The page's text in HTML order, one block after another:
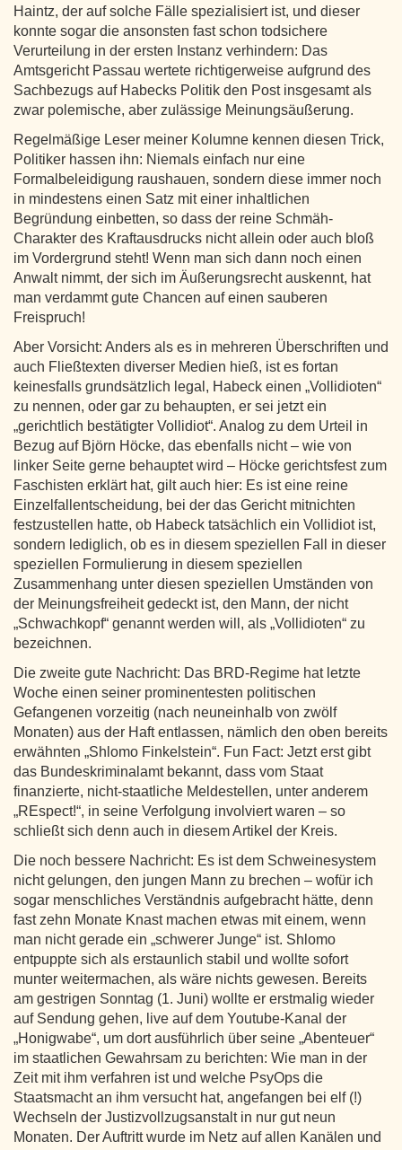
Haintz, der auf solche Fälle spezialisiert ist, und dieser
konnte sogar die ansonsten fast schon todsichere
Verurteilung in der ersten Instanz verhindern: Das
Amtsgericht Passau wertete richtigerweise aufgrund des
Sachbezugs auf Habecks Politik den Post insgesamt als
zwar polemische, aber zulässige Meinungsäußerung.
Regelmäßige Leser meiner Kolumne kennen diesen Trick,
Politiker hassen ihn: Niemals einfach nur eine
Formalbeleidigung raushauen, sondern diese immer noch
in mindestens einen Satz mit einer inhaltlichen
Begründung einbetten, so dass der reine Schmäh-
Charakter des Kraftausdrucks nicht allein oder auch bloß
im Vordergrund steht! Wenn man sich dann noch einen
Anwalt nimmt, der sich im Äußerungsrecht auskennt, hat
man verdammt gute Chancen auf einen sauberen
Freispruch!
Aber Vorsicht: Anders als es in mehreren Überschriften und
auch Fließtexten diverser Medien hieß, ist es fortan
keinesfalls grundsätzlich legal, Habeck einen „Vollidioten“
zu nennen, oder gar zu behaupten, er sei jetzt ein
„gerichtlich bestätigter Vollidiot“. Analog zu dem Urteil in
Bezug auf Björn Höcke, das ebenfalls nicht – wie von
linker Seite gerne behauptet wird – Höcke gerichtsfest zum
Faschisten erklärt hat, gilt auch hier: Es ist eine reine
Einzelfallentscheidung, bei der das Gericht mitnichten
festzustellen hatte, ob Habeck tatsächlich ein Vollidiot ist,
sondern lediglich, ob es in diesem speziellen Fall in dieser
speziellen Formulierung in diesem speziellen
Zusammenhang unter diesen speziellen Umständen von
der Meinungsfreiheit gedeckt ist, den Mann, der nicht
„Schwachkopf“ genannt werden will, als „Vollidioten“ zu
bezeichnen.
Die zweite gute Nachricht: Das BRD-Regime hat letzte
Woche einen seiner prominentesten politischen
Gefangenen vorzeitig (nach neuneinhalb von zwölf
Monaten) aus der Haft entlassen, nämlich den oben bereits
erwähnten „Shlomo Finkelstein“. Fun Fact: Jetzt erst gibt
das Bundeskriminalamt bekannt, dass vom Staat
finanzierte, nicht-staatliche Meldestellen, unter anderem
„REspect!“, in seine Verfolgung involviert waren – so
schließt sich denn auch in diesem Artikel der Kreis.
Die noch bessere Nachricht: Es ist dem Schweinesystem
nicht gelungen, den jungen Mann zu brechen – wofür ich
sogar menschliches Verständnis aufgebracht hätte, denn
fast zehn Monate Knast machen etwas mit einem, wenn
man nicht gerade ein „schwerer Junge“ ist. Shlomo
entpuppte sich als erstaunlich stabil und wollte sofort
munter weitermachen, als wäre nichts gewesen. Bereits
am gestrigen Sonntag (1. Juni) wollte er erstmalig wieder
auf Sendung gehen, live auf dem Youtube-Kanal der
„Honigwabe“, um dort ausführlich über seine „Abenteuer“
im staatlichen Gewahrsam zu berichten: Wie man in der
Zeit mit ihm verfahren ist und welche PsyOps die
Staatsmacht an ihm versucht hat, angefangen bei elf (!)
Wechseln der Justizvollzugsanstalt in nur gut neun
Monaten. Der Auftritt wurde im Netz auf allen Kanälen und